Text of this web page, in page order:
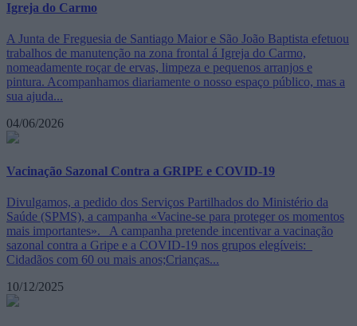
Igreja do Carmo
A Junta de Freguesia de Santiago Maior e São João Baptista efetuou
trabalhos de manutenção na zona frontal á Igreja do Carmo,
nomeadamente roçar de ervas, limpeza e pequenos arranjos e
pintura. Acompanhamos diariamente o nosso espaço público, mas a
sua ajuda...
04/06/2026
Vacinação Sazonal Contra a GRIPE e COVID-19
Divulgamos, a pedido dos Serviços Partilhados do Ministério da
Saúde (SPMS), a campanha «Vacine-se para proteger os momentos
mais importantes». A campanha pretende incentivar a vacinação
sazonal contra a Gripe e a COVID-19 nos grupos elegíveis:
Cidadãos com 60 ou mais anos;Crianças...
10/12/2025